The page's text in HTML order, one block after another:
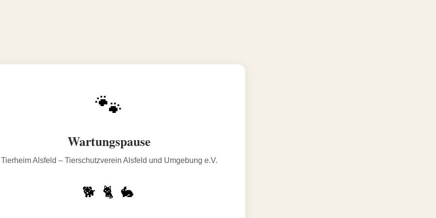
🐾
Wartungspause
Tierheim Alsfeld – Tierschutzverein Alsfeld und Umgebung e.V.
🐕 🐈 🐇